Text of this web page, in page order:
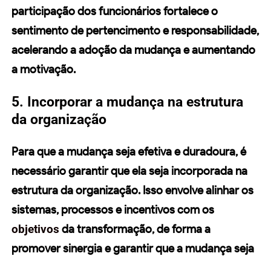
participaçãodos funcionários fortalece o
sentimento de pertencimento e responsabilidade,
acelerando a adoção da mudança e aumentando
a motivação.
5. Incorporar a mudança na estrutura
da organização
Para que a mudança seja efetiva e duradoura, é
necessário garantir que ela seja incorporada na
estrutura da organização. Isso envolve alinhar os
sistemas, processos e incentivos com os
objetivos datransformação, de forma a
promover sinergia e garantir que a mudança seja